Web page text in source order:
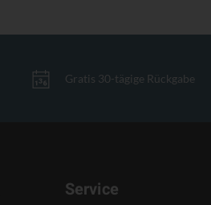
Gratis 30-tägige Rückgabe
Service